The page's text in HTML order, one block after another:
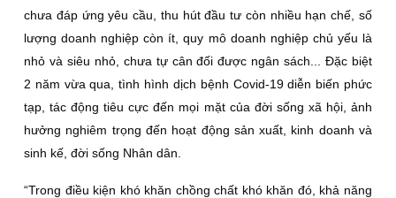
chưa đáp ứng yêu cầu, thu hút đầu tư còn nhiều hạn chế, số
lượng doanh nghiệp còn ít, quy mô doanh nghiệp chủ yếu là
nhỏ và siêu nhỏ, chưa tự cân đối được ngân sách... Đặc biệt
2 năm vừa qua, tình hình dịch bệnh Covid-19 diễn biến phức
tạp, tác động tiêu cực đến mọi mặt của đời sống xã hội, ảnh
hưởng nghiêm trọng đến hoạt động sản xuất, kinh doanh và
sinh kế, đời sống Nhân dân.
“Trong điều kiện khó khăn chồng chất khó khăn đó, khả năng